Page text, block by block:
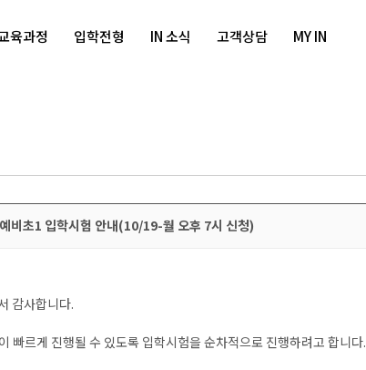
육과정 입학전형 IN 소식 고객상담 MY IN
비초1 입학시험 안내(10/19-월 오후 7시 신청)
감사합니다.
빠르게 진행될 수 있도록 입학시험을 순차적으로 진행하려고 합니다.